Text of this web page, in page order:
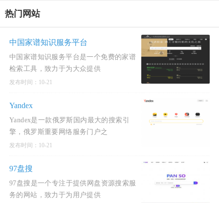
热门网站
中国家谱知识服务平台
中国家谱知识服务平台是一个免费的家谱
检索工具，致力于为大众提供
发布时间：10-21
Yandex
Yandex是一款俄罗斯国内最大的搜索引
擎，俄罗斯重要网络服务门户之
发布时间：10-21
97盘搜
97盘搜是一个专注于提供网盘资源搜索服
务的网站，致力于为用户提供